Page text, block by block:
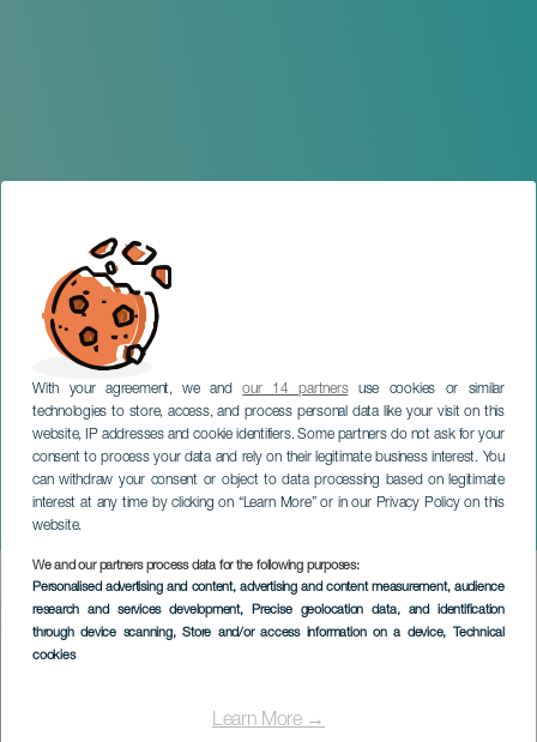
With your agreement, we andour 14 partnersuse cookies or similar
technologies to store, access, and process personal data like your visit on this
website, IP addresses and cookie identifiers. Some partners do not ask for your
consent to process your data and rely on their legitimate business interest. You
can withdraw your consent or object to data processing based on legitimate
interest at any time by clicking on “Learn More” or in our Privacy Policy on this
website.
We and our partners process data for the following purposes:
Personalised advertising and content, advertising and content measurement, audience
research and services development, Precise geolocation data, and identification
through device scanning, Store and/or access information on a device, Technical
cookies
Learn More →
Concert des Atlantes
TENERIFE
Imagen
Listado